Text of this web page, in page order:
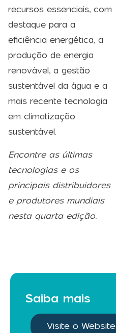
recursos essenciais, com
destaque para a
eficiência energética, a
produção de energia
renovável, a gestão
sustentável da água e a
mais recente tecnologia
em climatização
sustentável.
Encontre as últimas
tecnologias e os
principais distribuidores
e produtores mundiais
nesta quarta edição.
Saiba mais
Visite o Website